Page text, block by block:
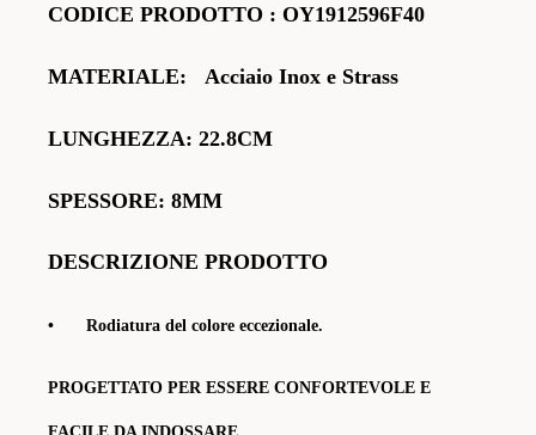
CODICE PRODOTTO : OY1912596F40
MATERIALE: Acciaio Inox e Strass
LUNGHEZZA: 22.8CM
SPESSORE: 8MM
DESCRIZIONE PRODOTTO
• Rodiatura del colore eccezionale.
PROGETTATO PER ESSERE CONFORTEVOLE E